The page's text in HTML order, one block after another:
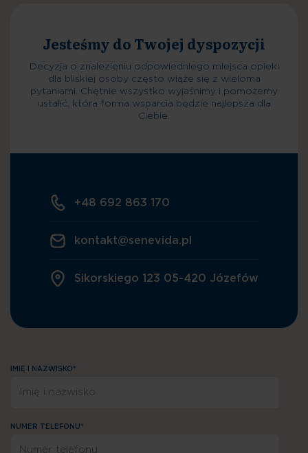
Decyzja o znalezieniu odpowiedniego miejsca opieki
dla bliskiej osoby często wiąże się z wieloma
pytaniami. Chętnie wszystko wyjaśnimy i pomożemy
ustalić, która forma wsparcia będzie najlepsza dla
Ciebie.
+48 692 863 170
kontakt@senevida.pl
Sikorskiego 123 05-420 Józefów
IMIĘ I NAZWISKO*
NUMER TELEFONU*